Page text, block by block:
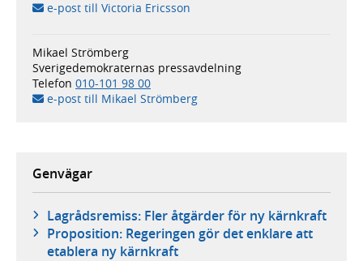
e-post till Victoria Ericsson
Mikael Strömberg
Sverigedemokraternas pressavdelning
Telefon 010-101 98 00
e-post till Mikael Strömberg
Genvägar
Lagrådsremiss: Fler åtgärder för ny kärnkraft
Proposition: Regeringen gör det enklare att
etablera ny kärnkraft